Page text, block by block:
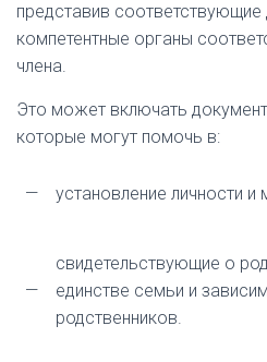
представив
компетентные органы
члена.
Это может включать
которые могут помочь в:
— установление личности и
—
свидетельствующие о
единстве семьи и
родственников.